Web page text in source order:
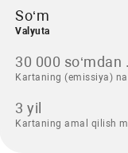
So‘m
Valyuta
30 000 so‘mdan
Kartaning (emissiya)
3 yil
Kartaning amal qilish